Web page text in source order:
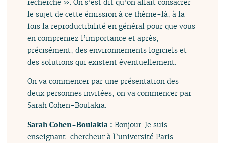
le sujet de cette émission à ce thème-là, à la
fois la reproductibilité en général pour que vous
en compreniez l’importance et après,
précisément, des environnements logiciels et
des solutions qui existent éventuellement.
On va commencer par une présentation des
deux personnes invitées, on va commencer par
Sarah Cohen-Boulakia.
Sarah Cohen-Boulakia :Bonjour. Je suis
enseignant-chercheur à l’université Paris-